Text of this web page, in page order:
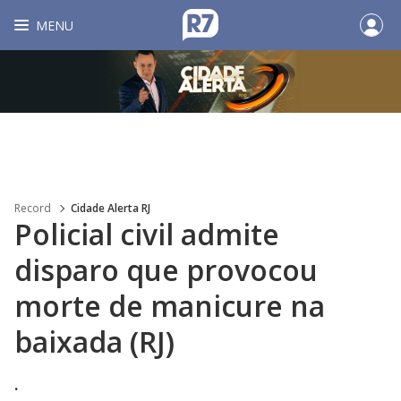
MENU
Record Cidade Alerta RJ
Policial civil admite
disparo que provocou
morte de manicure na
baixada (RJ)
.